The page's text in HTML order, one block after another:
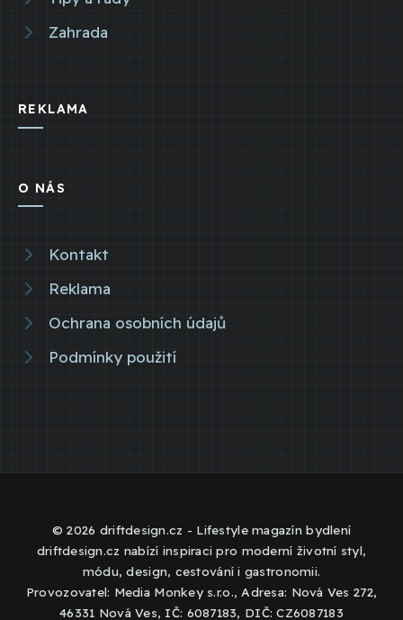
Zahrada
REKLAMA
O NÁS
Kontakt
Reklama
Ochrana osobních údajů
Podmínky použití
© 2026 driftdesign.cz - Lifestyle magazín bydlení
driftdesign.cz nabízí inspiraci pro moderní životní styl,
módu, design, cestování i gastronomii.
Provozovatel: Media Monkey s.r.o., Adresa: Nová Ves 272,
46331 Nová Ves, IČ: 6087183, DIČ: CZ6087183